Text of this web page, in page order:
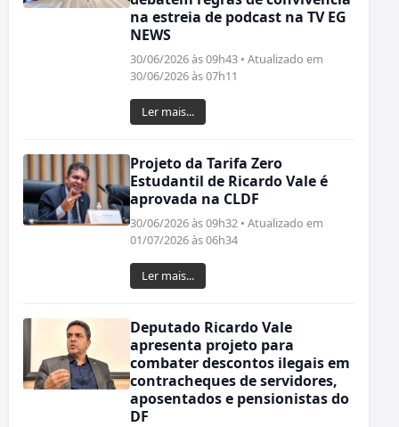
na estreia de podcast na TV EG
NEWS
30/06/2026 às 09h43 • Atualizado em
30/06/2026 às 07h11
Ler mais...
Projeto da Tarifa Zero
Estudantil de Ricardo Vale é
aprovada na CLDF
30/06/2026 às 09h32 • Atualizado em
01/07/2026 às 06h34
Ler mais...
Deputado Ricardo Vale
apresenta projeto para
combater descontos ilegais em
contracheques de servidores,
aposentados e pensionistas do
DF